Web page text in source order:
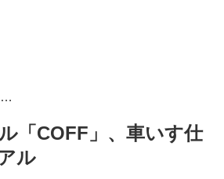
コンテナホテル「COFF」、車いす仕様にリニュ
「COFF」、車いす仕
ル